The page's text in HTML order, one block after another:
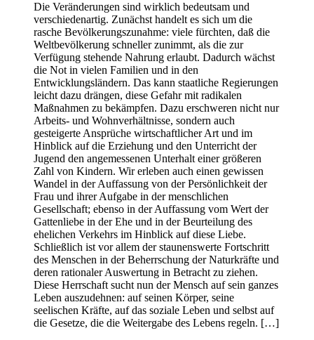
Die Veränderungen sind wirklich bedeutsam und
verschiedenartig. Zunächst handelt es sich um die
rasche Bevölkerungszunahme: viele fürchten, daß die
Weltbevölkerung schneller zunimmt, als die zur
Verfügung stehende Nahrung erlaubt. Dadurch wächst
die Not in vielen Familien und in den
Entwicklungsländern. Das kann staatliche Regierungen
leicht dazu drängen, diese Gefahr mit radikalen
Maßnahmen zu bekämpfen. Dazu erschweren nicht nur
Arbeits- und Wohnverhältnisse, sondern auch
gesteigerte Ansprüche wirtschaftlicher Art und im
Hinblick auf die Erziehung und den Unterricht der
Jugend den angemessenen Unterhalt einer größeren
Zahl von Kindern. Wir erleben auch einen gewissen
Wandel in der Auffassung von der Persönlichkeit der
Frau und ihrer Aufgabe in der menschlichen
Gesellschaft; ebenso in der Auffassung vom Wert der
Gattenliebe in der Ehe und in der Beurteilung des
ehelichen Verkehrs im Hinblick auf diese Liebe.
Schließlich ist vor allem der staunenswerte Fortschritt
des Menschen in der Beherrschung der Naturkräfte und
deren rationaler Auswertung in Betracht zu ziehen.
Diese Herrschaft sucht nun der Mensch auf sein ganzes
Leben auszudehnen: auf seinen Körper, seine
seelischen Kräfte, auf das soziale Leben und selbst auf
die Gesetze, die die Weitergabe des Lebens regeln. […]